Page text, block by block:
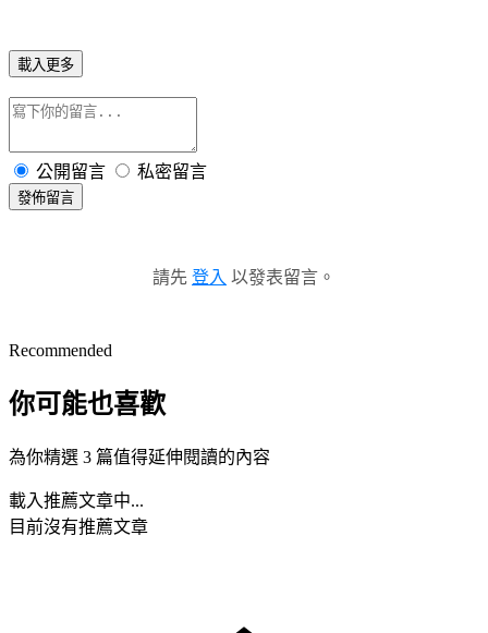
載入更多
公開留言 私密留言
發佈留言
請先 登入 以發表留言。
Recommended
你可能也喜歡
為你精選 3 篇值得延伸閱讀的內容
載入推薦文章中...
目前沒有推薦文章